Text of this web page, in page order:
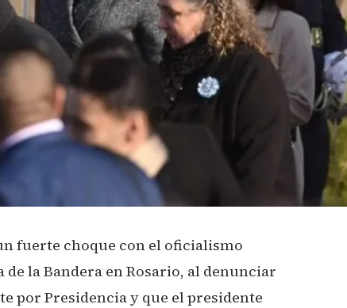
fuerte choque con el oficialismo
la Bandera en Rosario, al denunciar
por Presidencia y que el presidente